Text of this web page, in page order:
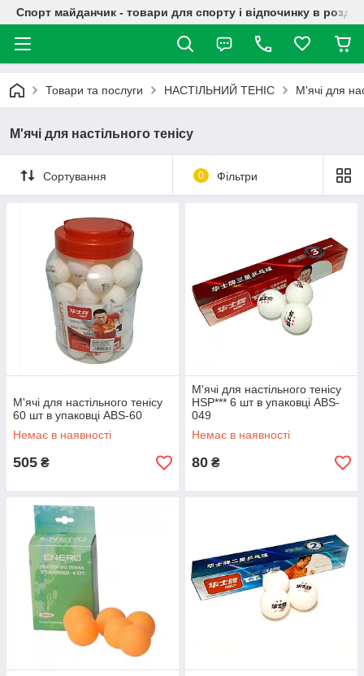
Спорт майданчик - товари для спорту і відпочинку в
Товари та послуги НАСТІЛЬНИЙ ТЕНІС М'ячі для
М'ячі для настільного тенісу
Сортування 0 Фільтри
М'ячі для настільного тенісу
60 шт в упаковці ABS-60
Немає в наявності
505 ₴
М'ячі для настільного тенісу
HSP*** 6 шт в упаковці ABS-
049
Немає в наявності
80 ₴